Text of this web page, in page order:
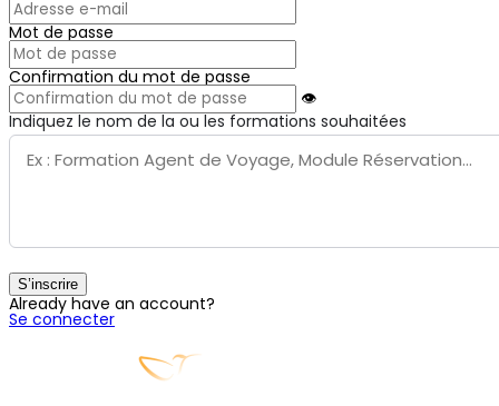
Mot de passe
Confirmation du mot de passe
👁
Indiquez le nom de la ou les formations souhaitées
S’inscrire
Already have an account?
Se connecter